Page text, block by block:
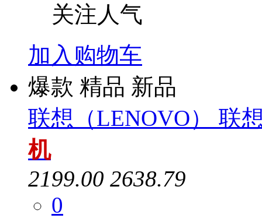
关注人气
加入购物车
爆款 精品 新品
联想（LENOVO） 联
机
2199.00 2638.79
0